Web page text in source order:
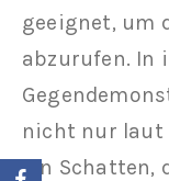
geeignet, um
abzurufen. In
nicht nur laut
ein Schatten,